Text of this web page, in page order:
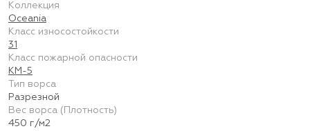
Коллекция
Oceania
Класс износостойкости
31
Класс пожарной опасности
КМ-5
Тип ворса
Разрезной
Вес ворса (Плотность)
450 г/м2